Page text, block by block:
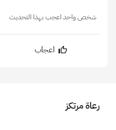
شخص واحد اعجب بهذا التحديث
اعجاب
رعاة مرتكز